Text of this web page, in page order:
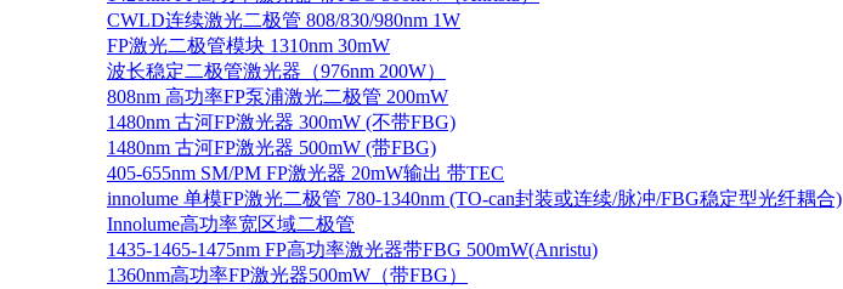
CWLD连续激光二极管 808/830/980nm 1W
FP激光二极管模块 1310nm 30mW
波长稳定二极管激光器（976nm 200W）
808nm 高功率FP泵浦激光二极管 200mW
1480nm 古河FP激光器 300mW (不带FBG)
1480nm 古河FP激光器 500mW (带FBG)
405-655nm SM/PM FP激光器 20mW输出 带TEC
innolume 单模FP激光二极管 780-1340nm (TO-can封装或连续/脉冲/FBG稳定型光纤耦合)
Innolume高功率宽区域二极管
1435-1465-1475nm FP高功率激光器带FBG 500mW(Anristu)
1360nm高功率FP激光器500mW（带FBG）